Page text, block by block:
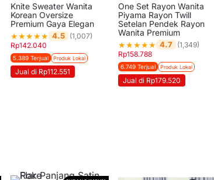
Knite Sweater Wanita
Korean Oversize
Premium Gaya Elegan
★★★★★ 4.5 (1,007)
Rp142.040
5.389 Terjual Produk Lokal
Jual di Rp112.551
One Set Rayon Wanita
Piyama Rayon Twill
Setelan Pendek Rayon
Wanita Premium
★★★★★ 4.7 (1,349)
Rp158.788
6.749 Terjual Produk Lokal
Jual di Rp179.520